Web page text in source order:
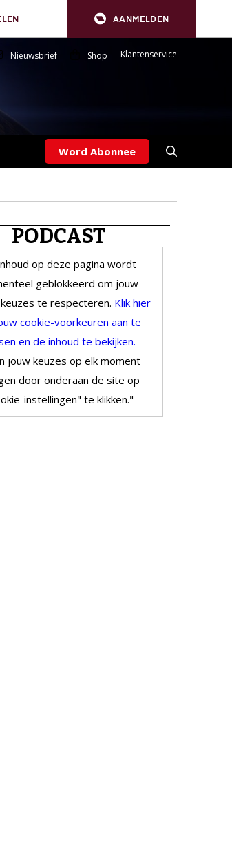
AANMELDEN
Nieuwsbrief Shop Klantenservice
Word Abonnee
PODCAST
op deze pagina wordt
geblokkeerd om jouw
te respecteren. Klik hier
cookie-voorkeuren aan te
en de inhoud te bekijken.
jouw keuzes op elk moment
door onderaan de site op
instellingen" te klikken."